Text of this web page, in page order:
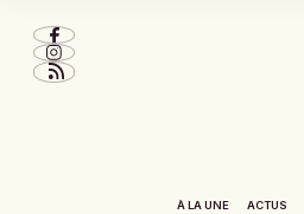
À LA UNE ACTUS